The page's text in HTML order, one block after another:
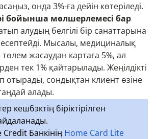
онда 3%-ға дейін көтеріледі.
бойынша мөлшерлемесі бар
алудың белгілі бір санаттарына
Мысалы, медициналық
жасаудан картаға 5%, ал
тек 1% қайтарылады. Жеңілдікті
отырады, сондықтан клиент өзіне
алады.
кешбэктің біріктірілген
Банкінің Home Card Lite